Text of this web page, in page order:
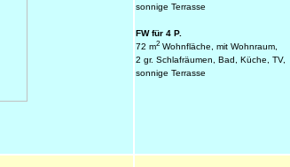
sonnige Terrasse
FW für 4 P.
72 m2 Wohnfläche, mit Wohnraum,
2 gr. Schlafräumen, Bad, Küche, TV,
sonnige Terrasse